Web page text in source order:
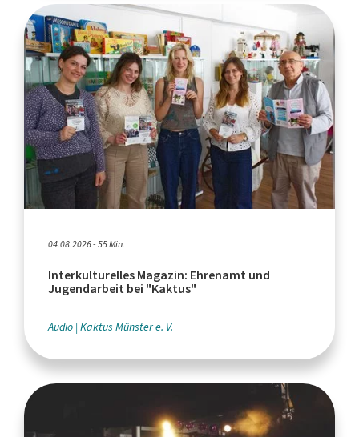
04.08.2026 - 55 Min.
Interkulturelles Magazin: Ehrenamt und
Jugendarbeit bei "Kaktus"
Audio Kaktus Münster e. V.